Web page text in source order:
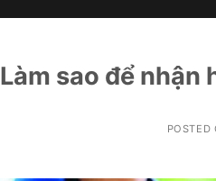
Làm sao để nhận
POSTED